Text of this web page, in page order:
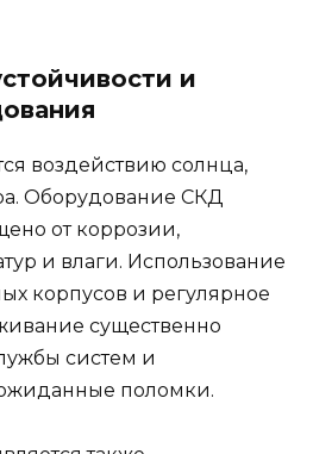
и
воздействию солнца,
Оборудование СКД
от коррозии,
и влаги. Использование
корпусов и регулярное
существенно
систем и
поломки.